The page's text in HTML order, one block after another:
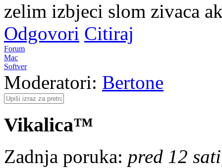
zelim izbjeci slom zivaca
Odgovori Citiraj
Forum
Mac
Softver
Moderatori: Bertone
Vikalica™
Zadnja poruka: pred 12